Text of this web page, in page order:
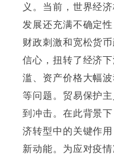
义。当前，世界经
发展还充满不确定
财政刺激和宽松货
信心，扭转了经济
滥、资产价格大幅
等问题。贸易保护
到冲击。在此背景
济转型中的关键作
新动能。为应对疫